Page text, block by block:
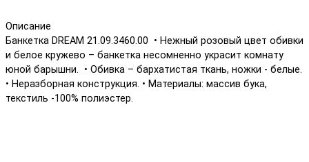
Описание
Банкетка DREAM 21.09.3460.00 • Нежный розовый цвет обивки
и белое кружево – банкетка несомненно украсит комнату
юной барышни. • Обивка – бархатистая ткань, ножки - белые.
• Неразборная конструкция. • Материалы: массив бука,
текстиль -100% полиэстер.